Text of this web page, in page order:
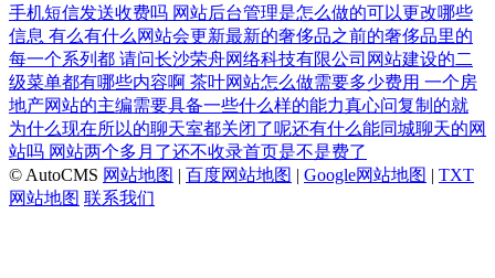
手机短信发送收费吗 网站后台管理是怎么做的可以更改哪些
信息 有么有什么网站会更新最新的奢侈品之前的奢侈品里的
每一个系列都 请问长沙荣舟网络科技有限公司网站建设的二
级菜单都有哪些内容啊 茶叶网站怎么做需要多少费用 一个房
地产网站的主编需要具备一些什么样的能力真心问复制的就
为什么现在所以的聊天室都关闭了呢还有什么能同城聊天的网
站吗 网站两个多月了还不收录首页是不是费了
© AutoCMS 网站地图 | 百度网站地图 | Google网站地图 | TXT
网站地图 联系我们